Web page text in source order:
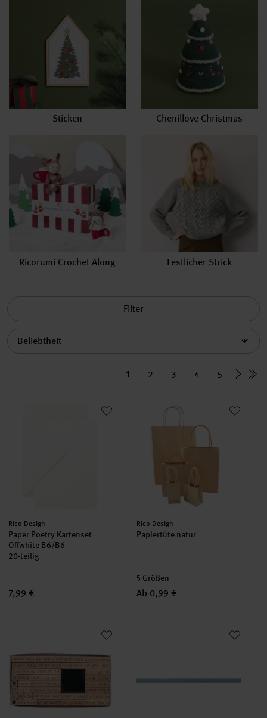
Sticken Chenillove Christmas
Ricorumi Crochet Along Festlicher Strick
Filter
1 2 3 4 5
Paper Poetry Kartenset Offwhite B6/B6
Hersteller:
Rico Design
Paper Poetry Kartenset
Offwhite B6/B6
20-teilig
7,99 €
Hersteller:
Rico Design
Papiertüte natur
5 Größen
Ab 0,99 €
Paper Poetry Stempelset Texte Deutsch XLPaper Poetry Satinband 3mm